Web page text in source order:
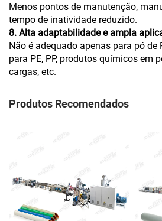
Menos pontos de manutenção,
tempo de inatividade reduzido.
8. Alta adaptabilidade e ampla
Não é adequado apenas para pó de
para PE, PP, produtos químicos em
cargas, etc.
Produtos Recomendados